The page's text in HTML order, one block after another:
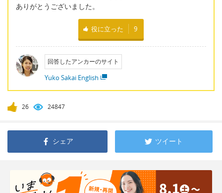
ありがとうございました。
役に立った 9
回答したアンカーのサイト
Yuko Sakai English
26 24847
シェア ツイート